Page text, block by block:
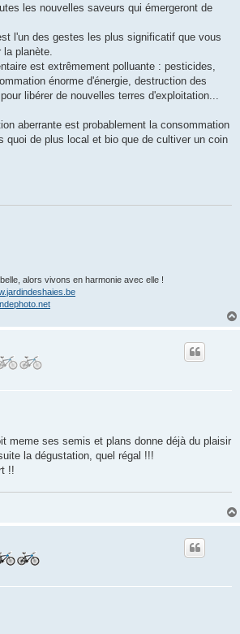
les nouvelles saveurs qui émergeront de
l'un des gestes les plus significatif que vous
planète.
est extrêmement polluante : pesticides,
énorme d'énergie, destruction des
libérer de nouvelles terres d'exploitation...
aberrante est probablement la consommation
quoi de plus local et bio que de cultiver un coin
alors vivons en harmonie avec elle !
meme ses semis et plans donne déjà du plaisir
la dégustation, quel régal !!!
!!